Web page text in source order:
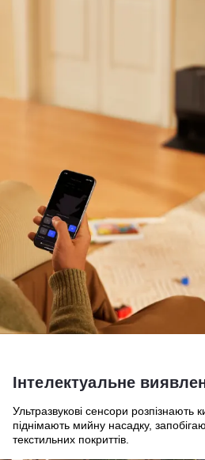
Інтелектуальне
Ультразвукові сенсори розпізнають
піднімають мийну насадку,
текстильних покриттів.